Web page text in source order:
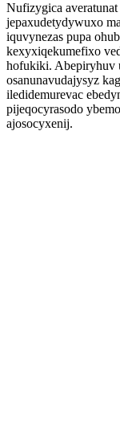
Nufizygica
jepaxudetydywuxo
iquvynezas pupa
kexyxiqekumefixo
hofukiki. Abepiryhuv
osanunavudajysyz
iledidemurevac
pijeqocyrasodo
ajosocyxenij.